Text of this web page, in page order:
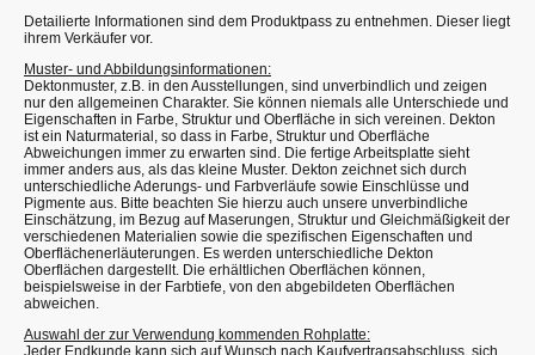
Detailierte Informationen sind dem Produktpass zu entnehmen. Dieser liegt
ihrem Verkäufer vor.
Muster- und Abbildungsinformationen:
Dektonmuster, z.B. in den Ausstellungen, sind unverbindlich und zeigen
nur den allgemeinen Charakter. Sie können niemals alle Unterschiede und
Eigenschaften in Farbe, Struktur und Oberfläche in sich vereinen. Dekton
ist ein Naturmaterial, so dass in Farbe, Struktur und Oberfläche
Abweichungen immer zu erwarten sind. Die fertige Arbeitsplatte sieht
immer anders aus, als das kleine Muster. Dekton zeichnet sich durch
unterschiedliche Aderungs- und Farbverläufe sowie Einschlüsse und
Pigmente aus. Bitte beachten Sie hierzu auch unsere unverbindliche
Einschätzung, im Bezug auf Maserungen, Struktur und Gleichmäßigkeit der
verschiedenen Materialien sowie die spezifischen Eigenschaften und
Oberflächenerläuterungen. Es werden unterschiedliche Dekton
Oberflächen dargestellt. Die erhältlichen Oberflächen können,
beispielsweise in der Farbtiefe, von den abgebildeten Oberflächen
abweichen.
Auswahl der zur Verwendung kommenden Rohplatte:
Jeder Endkunde kann sich auf Wunsch nach Kaufvertragsabschluss, sich